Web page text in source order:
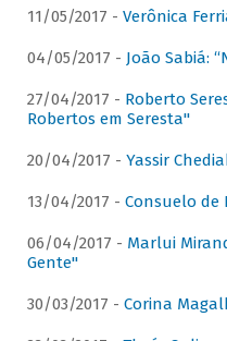
11/05/2017 - Verônica
04/05/2017 - João Sabiá:
27/04/2017 - Roberto
Robertos em Seresta"
20/04/2017 - Yassir
13/04/2017 - Consuelo de
06/04/2017 - Marlui
Gente"
30/03/2017 - Corina